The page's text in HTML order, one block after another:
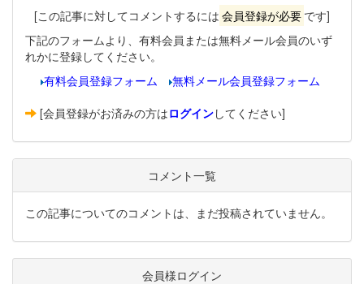
[この記事に対してコメントするには 会員登録が必要 です]
下記のフォームより、有料会員または無料メール会員のいず
れかに登録してください。
有料会員登録フォーム
無料メール会員登録フォーム
[会員登録がお済みの方はログインしてください]
コメント一覧
この記事についてのコメントは、まだ投稿されていません。
会員様ログイン